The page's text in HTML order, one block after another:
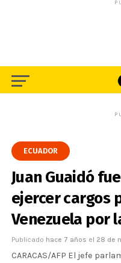
ECUADOR
Juan Guaidó
ejercer cargos
Venezuela por
Publicado hace 7 años el 28 de
CARACAS/AFP El jefe